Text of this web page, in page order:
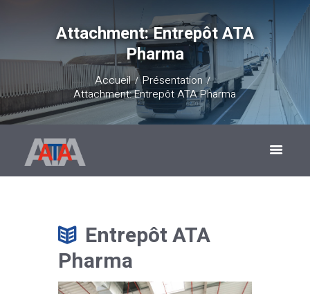
Attachment: Entrepôt ATA
Pharma
Accueil
Présentation
Attachment: Entrepôt ATA Pharma
Entrepôt ATA
Pharma